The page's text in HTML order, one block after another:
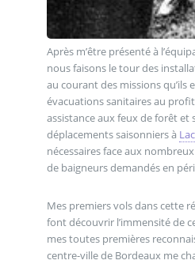
Après m’être présenté à
nous faisons le tour des
au courant des missions qu’ils
évacuations sanitaires au
assistance aux feux de forêt et
déplacements saisonniers à
nécessaires face aux nombreux
de baigneurs demandés en
Mes premiers vols dans cette
font découvrir l’immensité de
mes toutes premières
centre-ville de Bordeaux me